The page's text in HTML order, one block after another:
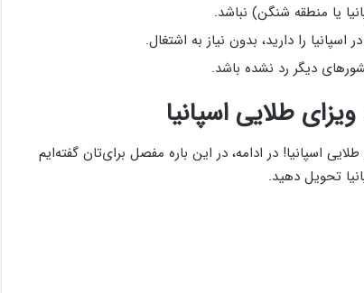
یا منطقه شنگن) نباشد.
اسپانیا را دارید، بدون نیاز به اشتغال.
دیگر رد نشده باشد.
طلایی اسپانیا
اسپانیا! در ادامه، در این باره مفصل برای‌تان گفته‌ایم
تحویل دهید.